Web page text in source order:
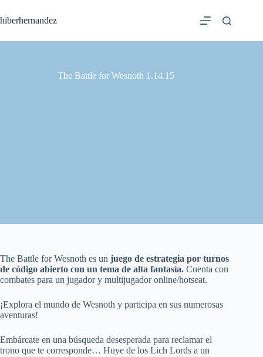
al
contenido
hiberhernandez
The Battle for Wesnoth 1.14.15
The Battle for Wesnoth es un juego de estrategia por turnos
de código abierto con un tema de alta fantasía. Cuenta con
combates para un jugador y multijugador online/hotseat.
¡Explora el mundo de Wesnoth y participa en sus numerosas
aventuras!
Embárcate en una búsqueda desesperada para reclamar el
trono que te corresponde… Huye de los Lich Lords a un